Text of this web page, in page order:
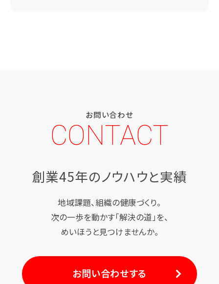
お問い合わせ
CONTACT
創業45年のノウハウと実績
地域課題、組織の健康づくり。
次の一歩を動かす「解決の道」を、
めいほうと見つけませんか。
お問い合わせする